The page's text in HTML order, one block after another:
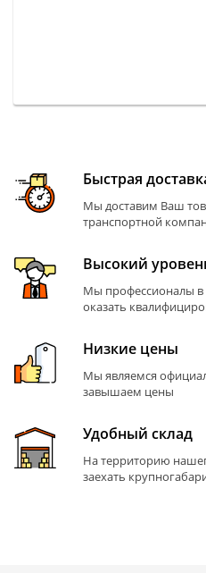
Быстрая
Мы доставим Ваш
транспортной
Высокий
Мы профессионалы в
оказать
Низкие цены
Мы являемся
завышаем цены
Удобный склад
На территорию
заехать